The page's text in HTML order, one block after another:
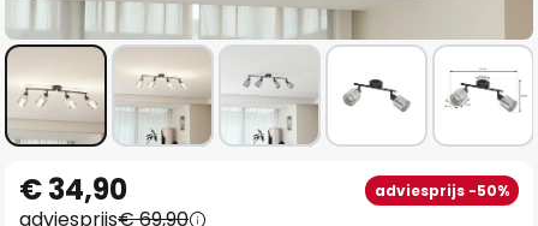
naar
€ 34,90 adviesprijs -50%
adviesprijs€ 69,90